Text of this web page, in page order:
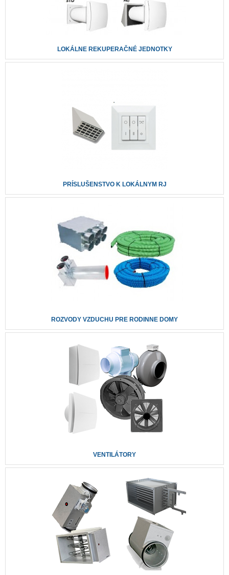
LOKÁLNE REKUPERAČNÉ JEDNOTKY
PRÍSLUŠENSTVO K LOKÁLNYM RJ
ROZVODY VZDUCHU PRE RODINNE DOMY
VENTILÁTORY